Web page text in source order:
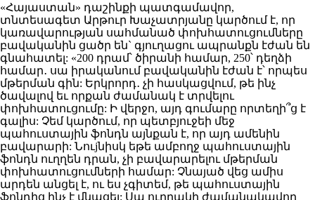
«Հայաստան» դաշինքի պատգամավոր,
տնտեսագետ Արթուր Խաչատրյանը կարծում է, որ
կառավարության սահմանած փոխհատուցումները
բավականին ցածր են` գյուղացու ապրանքն էժան են
գնահատել: «200 դրամ՝ ծիրանի համար, 250՝ դեղձի
համար․ սա իրականում բավականին էժան է՝ որպես
մթերման գին: Երկրորդ․ չի հասկացվում, թե ինչ
ծավալով եւ որքան ժամանակ է տրվելու
փոխհատուցումը: Ի վերջո, այդ գումարը որտեղի՞ց է
գալիս: Չեմ կարծում, որ պետբյուջեի մեջ
պահուստային ֆոնդն այնքան է, որ այդ ամենին
բավարարի: Նուjնիսկ եթե ամբողջ պահուստային
ֆոնդն ուղղեն դրան, չի բավարարելու մթերման
փոխհատուցումների համար: Չնայած վեց ամիս
արդեն անցել է, ու ես չգիտեմ, թե պահուստային
ֆոնդից ինչ է մնացել: Սա ուղղակի ժամանակավոր